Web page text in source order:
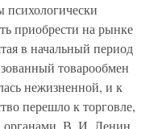
психологически
приобрести на рынке
в начальный период
товарообмен
нежизненной, и к
перешло к торговле,
органами. В. И. Ленин